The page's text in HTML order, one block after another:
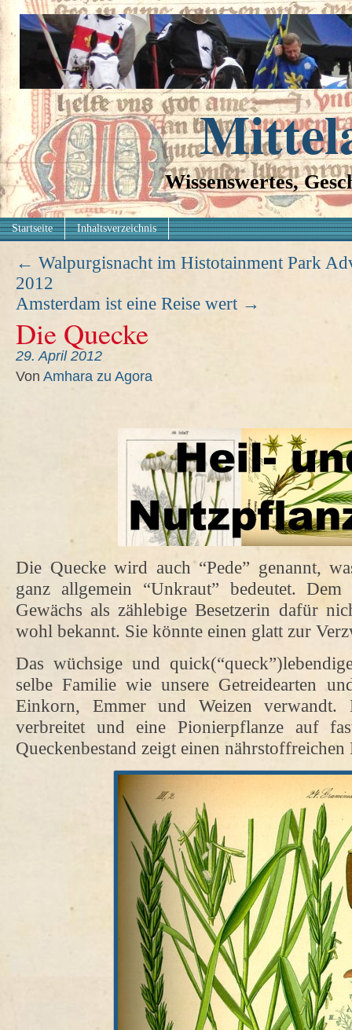
Wissenswertes,
Startseite Inhaltsverzeichnis
← Walpurgisnacht im Histotainment Park
2012
Amsterdam ist eine Reise wert →
Die Quecke
29. April 2012
Von Amhara zu Agora
Die Quecke wird auch “Pede” genannt,
ganz allgemein “Unkraut” bedeutet.
Gewächs als zählebige Besetzerin dafür
wohl bekannt. Sie könnte einen glatt zur
Das wüchsige und
selbe Familie wie unsere Getreidearten
Einkorn, Emmer und Weizen verwandt.
verbreitet und eine Pionierpflanze auf
Queckenbestand zeigt einen nährstoffreichen